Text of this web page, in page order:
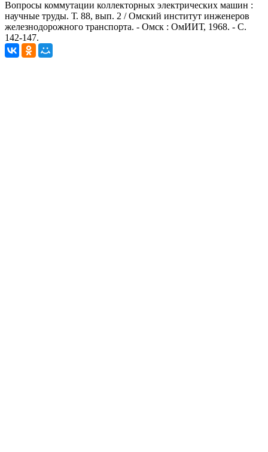
Вопросы коммутации коллекторных электрических машин :
научные труды. Т. 88, вып. 2 / Омский институт инженеров
железнодорожного транспорта. - Омск : ОмИИТ, 1968. - С.
142-147.